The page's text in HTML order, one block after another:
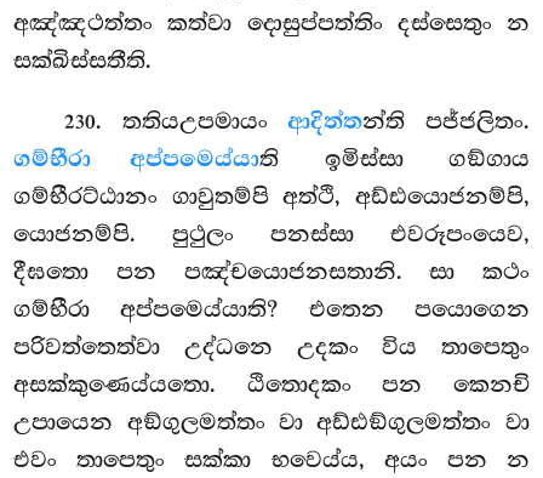
අඤ්ඤථත්තං කත්වා දොසුප්පත්තිං දස්සෙතුං න
සක්ඛිස්සතීති.
230. තතියඋපමායංආදිත්තන්ති පජ්ජලිතං.
ගම්භීරා අප්පමෙය්යාති ඉමිස්සා ගඞ්ගාය
ගම්භීරට්ඨානං ගාවුතම්පි අත්ථි, අඩ්ඪයොජනම්පි,
යොජනම්පි. පුථුලං පනස්සා එවරූපංයෙව,
දීඝතො පන පඤ්චයොජනසතානි. සා කථං
ගම්භීරා අප්පමෙය්යාති? එතෙන පයොගෙන
පරිවත්තෙත්වා උද්ධනෙ උදකං විය තාපෙතුං
අසක්කුණෙය්යතො. ඨිතොදකං පන කෙනචි
උපායෙන අඞ්ගුලමත්තං වා අඩ්ඪඞ්ගුලමත්තං වා
එවං තාපෙතුං සක්කා භවෙය්ය, අයං පන න